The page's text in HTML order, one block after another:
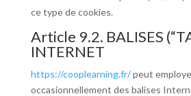
ce type de cookies.
Article 9.2. BALISES
INTERNET
https://cooplearning.fr/peut
occasionnellement des balises